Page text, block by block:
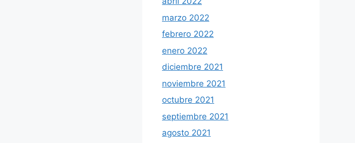
marzo 2022
febrero 2022
enero 2022
diciembre 2021
noviembre 2021
octubre 2021
septiembre 2021
agosto 2021